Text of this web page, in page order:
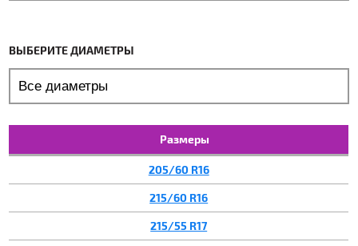
ВЫБЕРИТЕ ДИАМЕТРЫ
Размеры
205/60 R16
215/60 R16
215/55 R17